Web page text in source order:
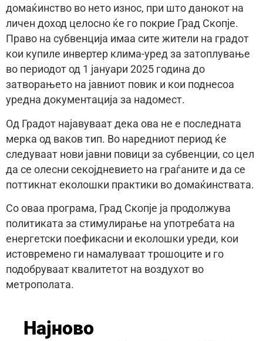
домаќинство во нето износ, при што данокот на
личен доход целосно ќе го покрие Град Скопје.
Право на субвенција имаа сите жители на градот
кои купиле инвертер клима-уред за затоплување
во периодот од 1 јануари 2025 година до
затворањето на јавниот повик и кои поднесоа
уредна документација за надомест.
Од Градот најавуваат дека ова не е последната
мерка од ваков тип. Во наредниот период ќе
следуваат нови јавни повици за субвенции, со цел
да се олесни секојдневието на граѓаните и да се
поттикнат еколошки практики во домаќинствата.
Со оваа програма, Град Скопје ја продолжува
политиката за стимулирање на употребата на
енергетски поефикасни и еколошки уреди, кои
истовремено ги намалуваат трошоците и го
подобруваат квалитетот на воздухот во
метрополата.
Најново